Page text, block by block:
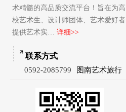
术精髓的高品质交流平台！旨在为高
校艺术生、设计师团体、艺术爱好者
提供艺术实… 详细>>
联系方式
0592-2085799 图南艺术旅行